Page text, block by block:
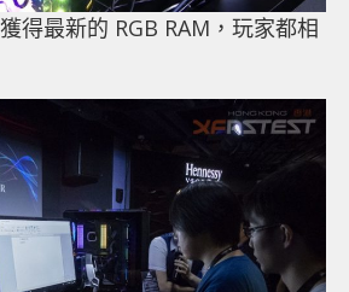
得最新的 RGB RAM，玩家都相